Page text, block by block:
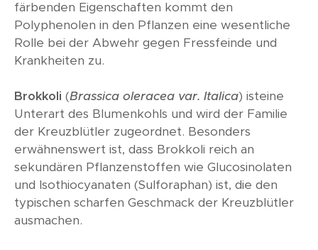
färbenden Eigenschaften kommt den
Polyphenolen in den Pflanzen eine wesentliche
Rolle bei der Abwehr gegen Fressfeinde und
Krankheiten zu.
Brokkoli (Brassica oleracea var. Italica) isteine
Unterart des Blumenkohls und wird der Familie
der Kreuzblütler zugeordnet. Besonders
erwähnenswert ist, dass Brokkoli reich an
sekundären Pflanzenstoffen wie Glucosinolaten
und Isothiocyanaten (Sulforaphan) ist, die den
typischen scharfen Geschmack der Kreuzblütler
ausmachen.